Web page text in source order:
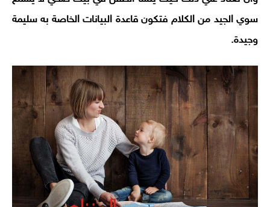
سوي الجيد من الكلام فتكون قاعدة البيانات الخاصة به سليمة
وجيدة.